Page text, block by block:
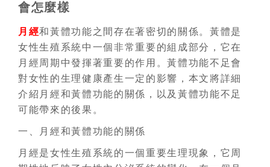
會怎麼樣
月經和黃體功能之間存在著密切的關係。黃體是
女性生殖系統中一個非常重要的組成部分，它在
月經周期中發揮著重要的作用。黃體功能不足會
對女性的生理健康產生一定的影響，本文將詳細
介紹月經和黃體功能的關係，以及黃體功能不足
可能帶來的後果。
一、月經和黃體功能的關係
月經是女性生殖系統的一個重要生理現象，它周